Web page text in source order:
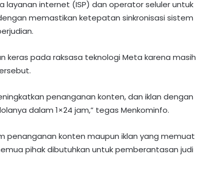
internet (ISP) dan operator seluler untuk
memastikan ketepatan sinkronisasi sistem
keras pada raksasa teknologi Meta karena masih
penanganan konten, dan iklan dengan
dalam 1×24 jam,” tegas Menkominfo.
penanganan konten maupun iklan yang memuat
pihak dibutuhkan untuk pemberantasan judi